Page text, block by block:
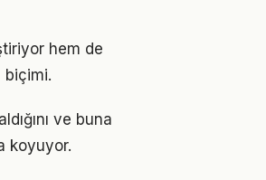
hem de
biçimi.
ve buna
koyuyor.